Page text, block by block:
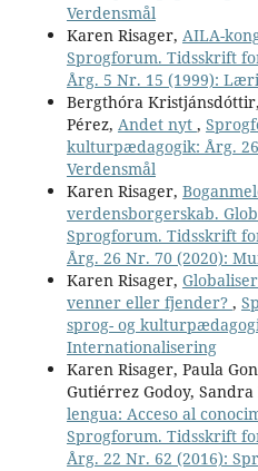
Verdensmål
Karen Risager, AILA-
Sprogforum. Tidsskrift
Årg. 5 Nr. 15 (1999):
Bergthóra
Pérez, Andet nyt ,
kulturpædagogik: Årg. 26
Verdensmål
Karen Risager,
verdensborgerskab.
Sprogforum. Tidsskrift
Årg. 26 Nr. 70 (2020):
Karen Risager,
venner eller fjender? ,
sprog- og
Internationalisering
Karen Risager, Paula
Gutiérrez Godoy,
lengua: Acceso al
Sprogforum. Tidsskrift
Årg. 22 Nr. 62 (2016):